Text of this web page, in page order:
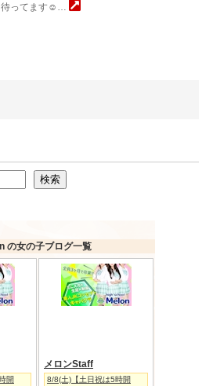
待ってます☺…
検索